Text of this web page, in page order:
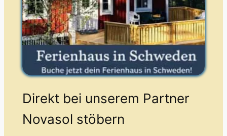
Direkt bei unserem Partner
Novasol stöbern